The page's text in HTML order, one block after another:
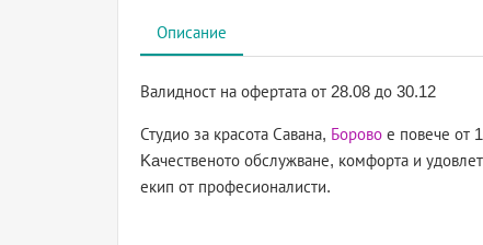
Описание
Валидност на офертата от 28.08 до 30.12
Студио за красота Савана, Борово е повече от
Kaчественото обслужване, комфорта и
екип от професионалисти.